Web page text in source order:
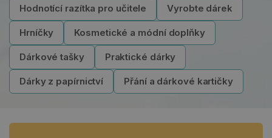
Hodnotící razítka pro učitele Vyrobte dárek
Hrníčky Kosmetické a módní doplňky
Dárkové tašky Praktické dárky
Dárky z papírnictví Přání a dárkové kartičky